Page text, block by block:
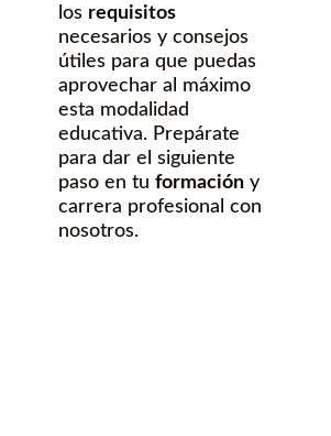
los requisitos
necesarios y consejos
útiles para que puedas
aprovechar al máximo
esta modalidad
educativa. Prepárate
para dar el siguiente
paso en tu formación y
carrera profesional con
nosotros.